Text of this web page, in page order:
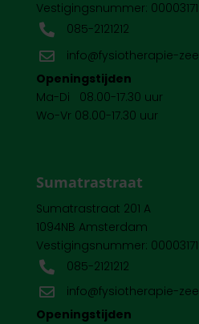
Vestigingsnummer:
 085-2121212

info@fysiotherapie-
Openingstijden
Ma-Di 08.00-17.30 uur
Wo-Vr 08.00-17.30 uur
Sumatrastraat
Sumatrastraat 201 A
1094NB Amsterdam
Vestigingsnummer:
 085-2121212

info@fysiotherapie-
Openingstijden